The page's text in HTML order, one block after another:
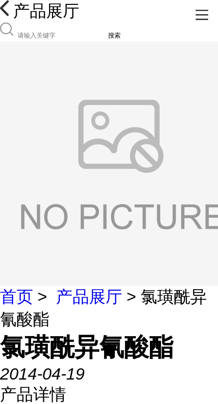
产品展厅
搜索
首页 > 产品展厅 > 氯璜酰异
氰酸酯
氯璜酰异氰酸酯
2014-04-19
产品详情